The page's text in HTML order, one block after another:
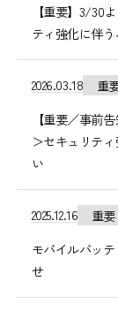
【重要】3/30
ティ強化に伴
2026.03.18 重
【重要／事前
＞セキュリテ
い
2025.12.16 重要
モバイルバッ
せ